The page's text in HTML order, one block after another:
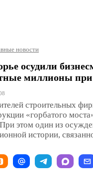
новости
осудили
миллионы при
строительных
«горбатого
этом один из
истории,